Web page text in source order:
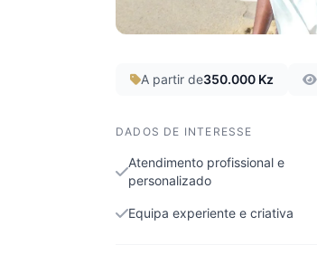
A partir de350.000 Kz
DADOS DE INTERESSE
Atendimento profissional e
personalizado
Equipa experiente e criativa